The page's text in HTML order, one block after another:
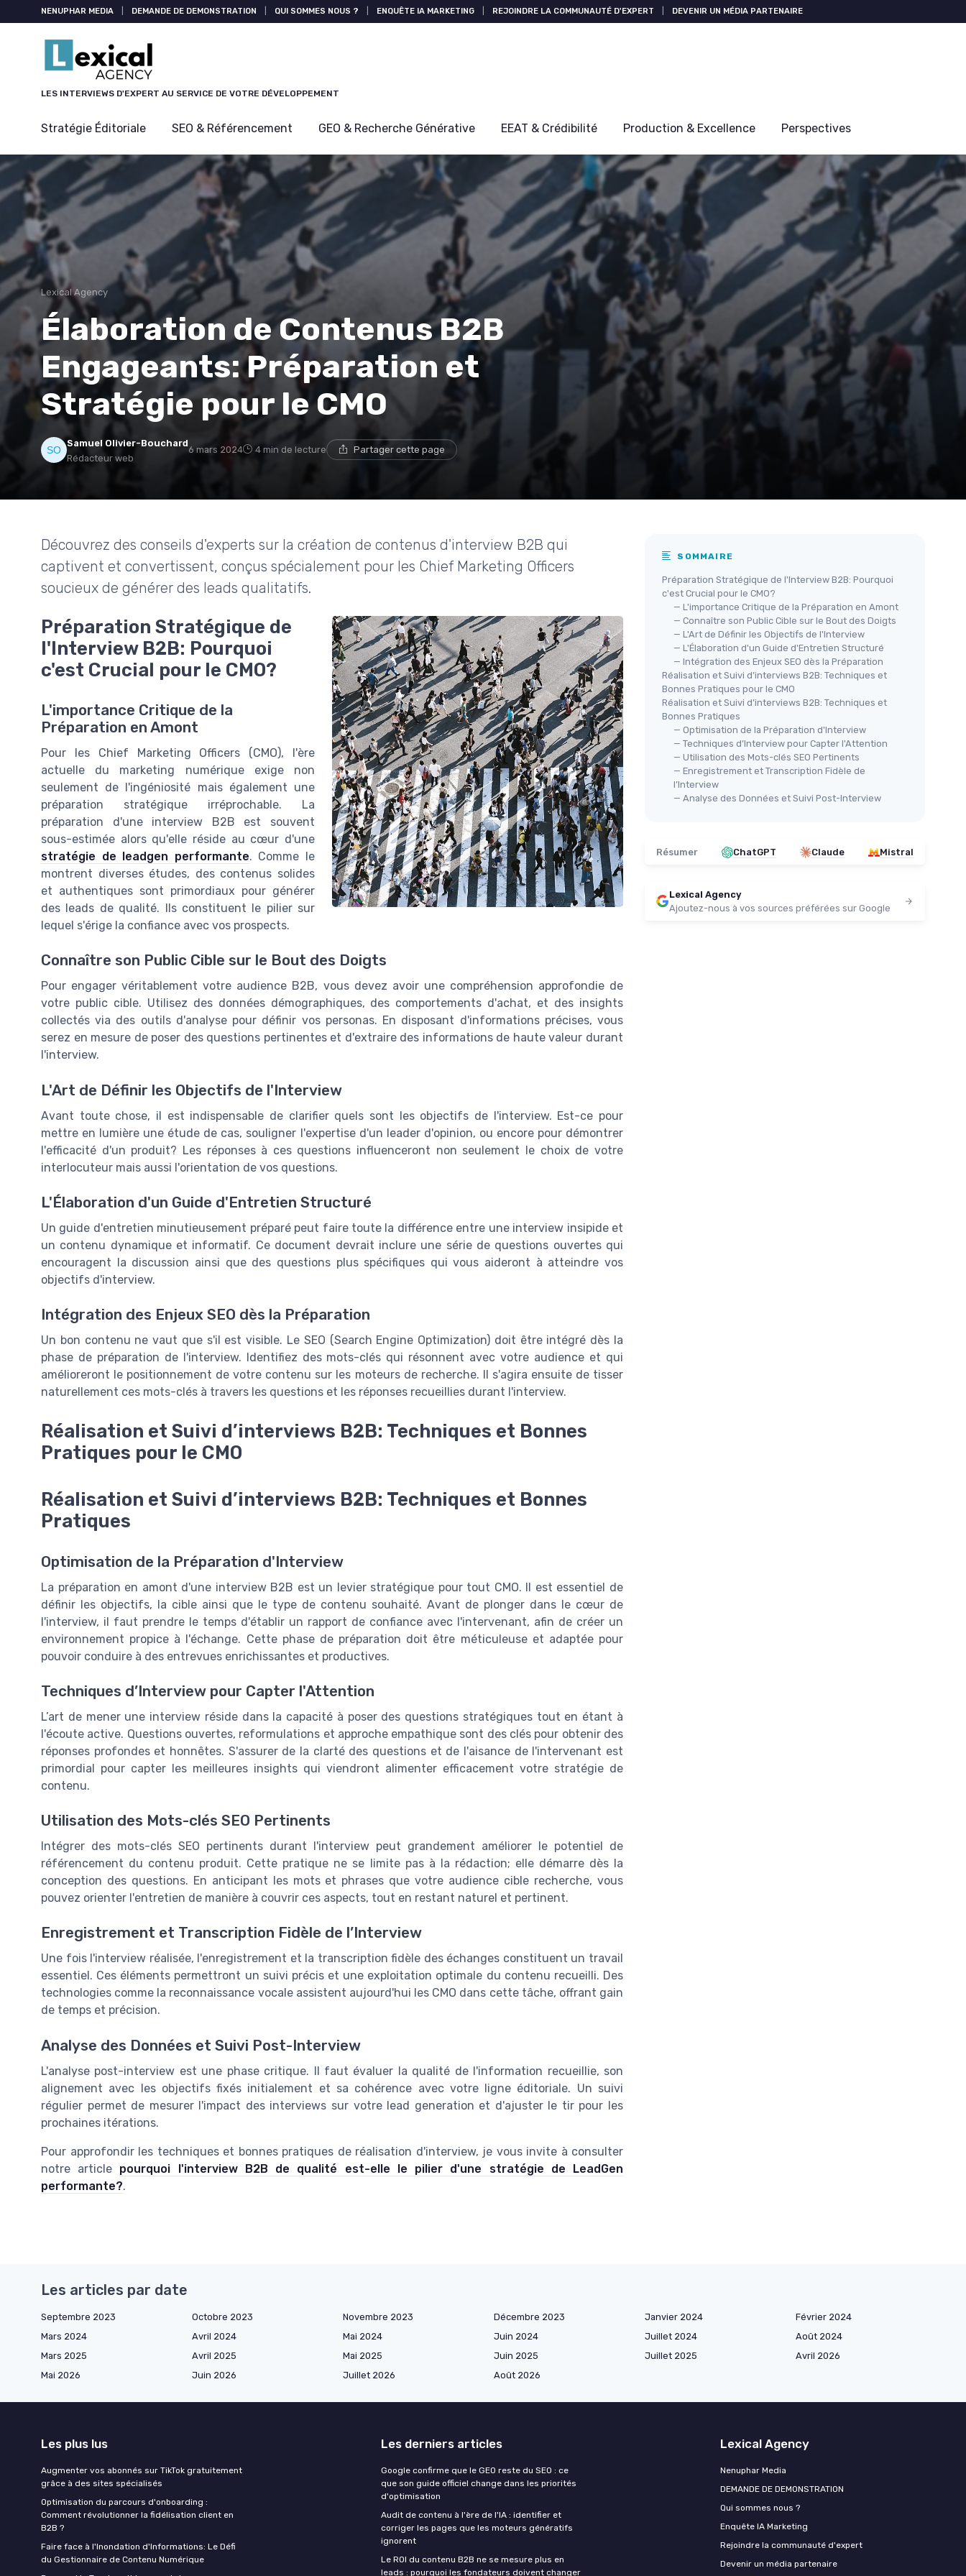
NENUPHAR MEDIA DEMANDE DE DEMONSTRATION QUI SOMMES NOUS ? ENQUÊTE IA MARKETING REJOINDRE LA COMMUNAUTÉ D'EXPERT DEVENIR UN MÉDIA PARTENAIRE
LES INTERVIEWS D'EXPERT AU SERVICE DE VOTRE DÉVELOPPEMENT
Stratégie Éditoriale SEO & Référencement GEO & Recherche Générative EEAT & Crédibilité Production & Excellence Perspectives
Lexical Agency
Élaboration de Contenus B2B
Engageants: Préparation et
Stratégie pour le CMO
Samuel Olivier-Bouchard
Rédacteur web
6 mars 2024 4 min de lecture Partager cette page
Découvrez des conseils d'experts sur la création de contenus d'interview B2B qui
captivent et convertissent, conçus spécialement pour les Chief Marketing Officers
soucieux de générer des leads qualitatifs.
Préparation Stratégique de
l'Interview B2B: Pourquoi
c'est Crucial pour le CMO?
L'importance Critique de la
Préparation en Amont
Pour les Chief Marketing Officers (CMO), l'ère
actuelle du marketing numérique exige non
seulement de l'ingéniosité mais également une
préparation stratégique irréprochable. La
préparation d'une interview B2B est souvent
sous-estimée alors qu'elle réside au cœur d'une
stratégie de leadgen performante. Comme le
montrent diverses études, des contenus solides
et authentiques sont primordiaux pour générer
des leads de qualité. Ils constituent le pilier sur
lequel s'érige la confiance avec vos prospects.
Connaître son Public Cible sur le Bout des Doigts
Pour engager véritablement votre audience B2B, vous devez avoir une compréhension approfondie de
votre public cible. Utilisez des données démographiques, des comportements d'achat, et des insights
collectés via des outils d'analyse pour définir vos personas. En disposant d'informations précises, vous
serez en mesure de poser des questions pertinentes et d'extraire des informations de haute valeur durant
l'interview.
L'Art de Définir les Objectifs de l'Interview
Avant toute chose, il est indispensable de clarifier quels sont les objectifs de l'interview. Est-ce pour
mettre en lumière une étude de cas, souligner l'expertise d'un leader d'opinion, ou encore pour démontrer
l'efficacité d'un produit? Les réponses à ces questions influenceront non seulement le choix de votre
interlocuteur mais aussi l'orientation de vos questions.
L'Élaboration d'un Guide d'Entretien Structuré
Un guide d'entretien minutieusement préparé peut faire toute la différence entre une interview insipide et
un contenu dynamique et informatif. Ce document devrait inclure une série de questions ouvertes qui
encouragent la discussion ainsi que des questions plus spécifiques qui vous aideront à atteindre vos
objectifs d'interview.
Intégration des Enjeux SEO dès la Préparation
Un bon contenu ne vaut que s'il est visible. Le SEO (Search Engine Optimization) doit être intégré dès la
phase de préparation de l'interview. Identifiez des mots-clés qui résonnent avec votre audience et qui
amélioreront le positionnement de votre contenu sur les moteurs de recherche. Il s'agira ensuite de tisser
naturellement ces mots-clés à travers les questions et les réponses recueillies durant l'interview.
Réalisation et Suivi d’interviews B2B: Techniques et Bonnes
Pratiques pour le CMO
Réalisation et Suivi d’interviews B2B: Techniques et Bonnes
Pratiques
Optimisation de la Préparation d'Interview
La préparation en amont d'une interview B2B est un levier stratégique pour tout CMO. Il est essentiel de
définir les objectifs, la cible ainsi que le type de contenu souhaité. Avant de plonger dans le cœur de
l'interview, il faut prendre le temps d'établir un rapport de confiance avec l'intervenant, afin de créer un
environnement propice à l'échange. Cette phase de préparation doit être méticuleuse et adaptée pour
pouvoir conduire à des entrevues enrichissantes et productives.
Techniques d’Interview pour Capter l'Attention
L’art de mener une interview réside dans la capacité à poser des questions stratégiques tout en étant à
l'écoute active. Questions ouvertes, reformulations et approche empathique sont des clés pour obtenir des
réponses profondes et honnêtes. S'assurer de la clarté des questions et de l'aisance de l'intervenant est
primordial pour capter les meilleures insights qui viendront alimenter efficacement votre stratégie de
contenu.
Utilisation des Mots-clés SEO Pertinents
Intégrer des mots-clés SEO pertinents durant l'interview peut grandement améliorer le potentiel de
référencement du contenu produit. Cette pratique ne se limite pas à la rédaction; elle démarre dès la
conception des questions. En anticipant les mots et phrases que votre audience cible recherche, vous
pouvez orienter l'entretien de manière à couvrir ces aspects, tout en restant naturel et pertinent.
Enregistrement et Transcription Fidèle de l’Interview
Une fois l'interview réalisée, l'enregistrement et la transcription fidèle des échanges constituent un travail
essentiel. Ces éléments permettront un suivi précis et une exploitation optimale du contenu recueilli. Des
technologies comme la reconnaissance vocale assistent aujourd'hui les CMO dans cette tâche, offrant gain
de temps et précision.
Analyse des Données et Suivi Post-Interview
L'analyse post-interview est une phase critique. Il faut évaluer la qualité de l'information recueillie, son
alignement avec les objectifs fixés initialement et sa cohérence avec votre ligne éditoriale. Un suivi
régulier permet de mesurer l'impact des interviews sur votre lead generation et d'ajuster le tir pour les
prochaines itérations.
Pour approfondir les techniques et bonnes pratiques de réalisation d'interview, je vous invite à consulter
notre article pourquoi l'interview B2B de qualité est-elle le pilier d'une stratégie de LeadGen
performante?.
SOMMAIRE
Préparation Stratégique de l'Interview B2B: Pourquoi
c'est Crucial pour le CMO?
— L'importance Critique de la Préparation en Amont
— Connaître son Public Cible sur le Bout des Doigts
— L'Art de Définir les Objectifs de l'Interview
— L'Élaboration d'un Guide d'Entretien Structuré
— Intégration des Enjeux SEO dès la Préparation
Réalisation et Suivi d’interviews B2B: Techniques et
Bonnes Pratiques pour le CMO
Réalisation et Suivi d’interviews B2B: Techniques et
Bonnes Pratiques
— Optimisation de la Préparation d'Interview
— Techniques d’Interview pour Capter l'Attention
— Utilisation des Mots-clés SEO Pertinents
— Enregistrement et Transcription Fidèle de
l’Interview
— Analyse des Données et Suivi Post-Interview
Résumer ChatGPT Claude Mistral
Lexical Agency
Ajoutez-nous à vos sources préférées sur Google
Les articles par date
Septembre 2023 Octobre 2023 Novembre 2023 Décembre 2023 Janvier 2024
Février 2024
Mars 2024
Avril 2024 Mai 2024 Juin 2024 Juillet 2024
Août 2024
Mars 2025
Avril 2025 Mai 2025 Juin 2025 Juillet 2025
Avril 2026
Mai 2026
Juin 2026 Juillet 2026 Août 2026
Les plus lus
Augmenter vos abonnés sur TikTok gratuitement
grâce à des sites spécialisés
Optimisation du parcours d'onboarding :
Comment révolutionner la fidélisation client en
B2B ?
Faire face à l'Inondation d'Informations: Le Défi
du Gestionnaire de Contenu Numérique
Les derniers articles
Google confirme que le GEO reste du SEO : ce
que son guide officiel change dans les priorités
d'optimisation
Audit de contenu à l'ère de l'IA : identifier et
corriger les pages que les moteurs génératifs
ignorent
Le ROI du contenu B2B ne se mesure plus en
leads : pourquoi les fondateurs doivent changer
Lexical Agency
Nenuphar Media
DEMANDE DE DEMONSTRATION
Qui sommes nous ?
Enquête IA Marketing
Rejoindre la communauté d'expert
Devenir un média partenaire
Panneau de gestion des cookies